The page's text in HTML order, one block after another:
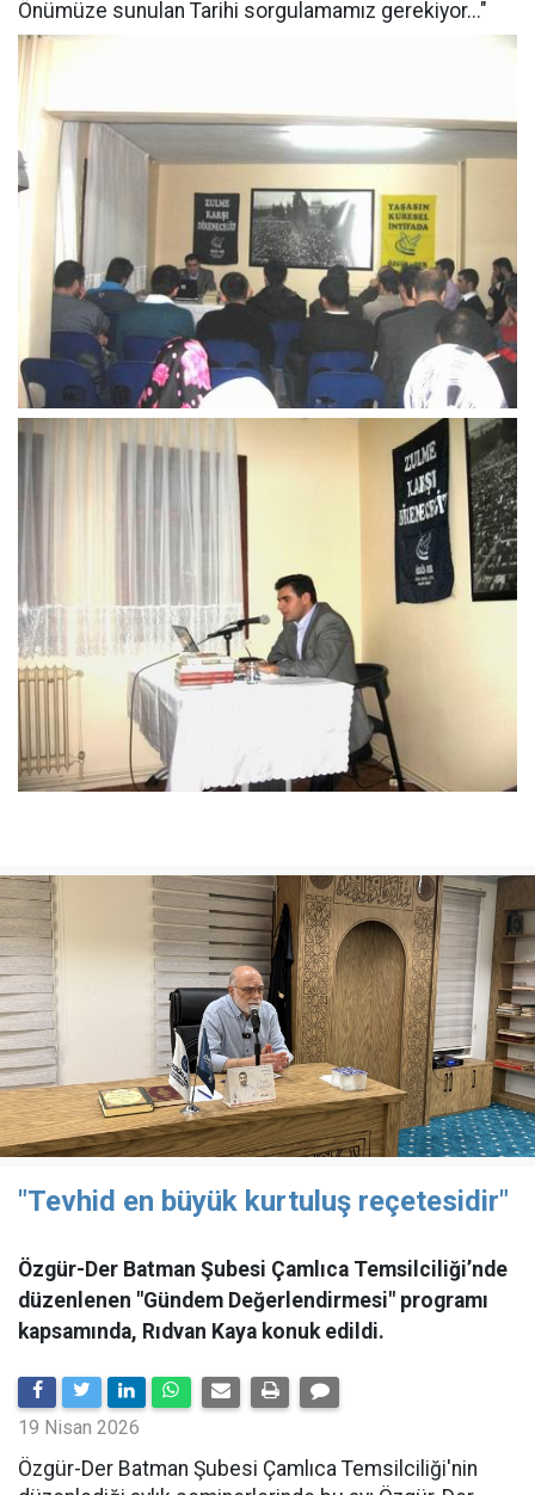
Önümüze sunulan Tarihi sorgulamamız gerekiyor..."
"Tevhid en büyük kurtuluş reçetesidir"
Özgür-Der Batman Şubesi Çamlıca Temsilciliği’nde
düzenlenen "Gündem Değerlendirmesi" programı
kapsamında, Rıdvan Kaya konuk edildi.
19 Nisan 2026
​Özgür-Der Batman Şubesi Çamlıca Temsilciliği'nin